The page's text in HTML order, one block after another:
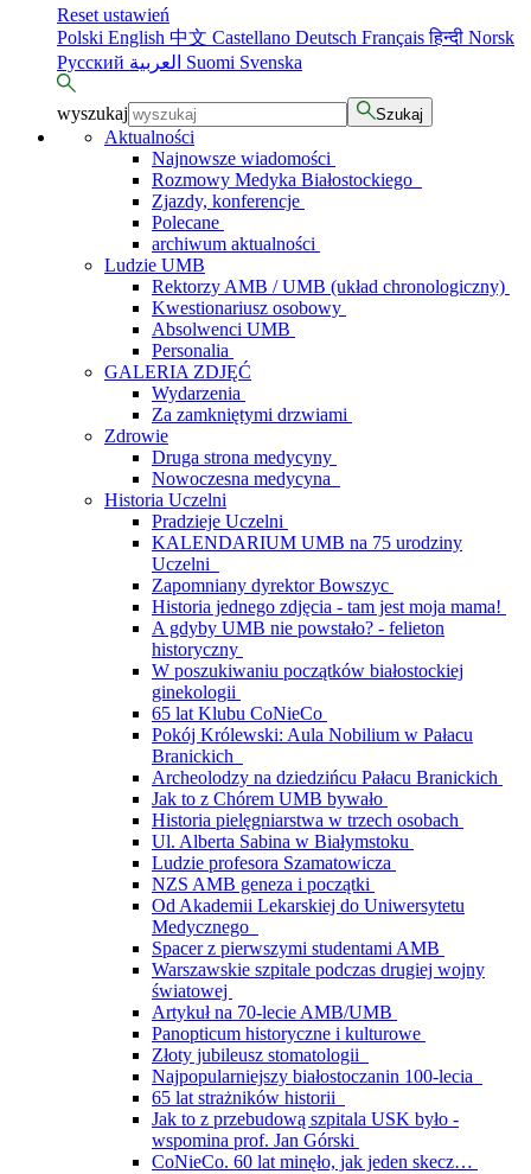
Reset ustawień
Polski English 中文 Castellano Deutsch Françaisहिन्दी Norsk
Русский
Suomi Svenska
wyszukaj Szukaj
Aktualności
Najnowsze wiadomości
Rozmowy Medyka Białostockiego
Zjazdy, konferencje
Polecane
archiwum aktualności
Ludzie UMB
Rektorzy AMB / UMB (układ chronologiczny)
Kwestionariusz osobowy
Absolwenci UMB
Personalia
GALERIA ZDJĘĆ
Wydarzenia
Za zamkniętymi drzwiami
Zdrowie
Druga strona medycyny
Nowoczesna medycyna
Historia Uczelni
Pradzieje Uczelni
KALENDARIUM UMB na 75 urodziny
Uczelni
Zapomniany dyrektor Bowszyc
Historia jednego zdjęcia - tam jest moja mama!
A gdyby UMB nie powstało? - felieton
historyczny
W poszukiwaniu początków białostockiej
ginekologii
65 lat Klubu CoNieCo
Pokój Królewski: Aula Nobilium w Pałacu
Branickich
Archeolodzy na dziedzińcu Pałacu Branickich
Jak to z Chórem UMB bywało
Historia pielęgniarstwa w trzech osobach
Ul. Alberta Sabina w Białymstoku
Ludzie profesora Szamatowicza
NZS AMB geneza i początki
Od Akademii Lekarskiej do Uniwersytetu
Medycznego
Spacer z pierwszymi studentami AMB
Warszawskie szpitale podczas drugiej wojny
światowej
Artykuł na 70-lecie AMB/UMB
Panopticum historyczne i kulturowe
Złoty jubileusz stomatologii
Najpopularniejszy białostoczanin 100-lecia
65 lat strażników historii
Jak to z przebudową szpitala USK było -
wspomina prof. Jan Górski
CoNieCo. 60 lat minęło, jak jeden skecz…